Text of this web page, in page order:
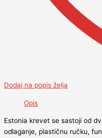
Dodaj na popis želja
Opis
Estonia krevet se sastoji od
odlaganje, plastičnu ručku,